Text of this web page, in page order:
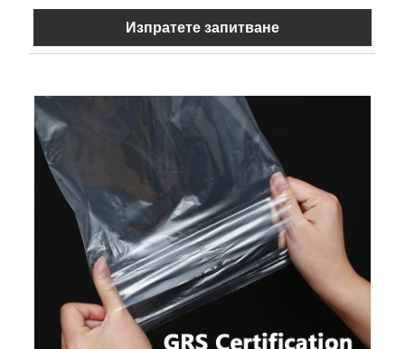
Изпратете запитване